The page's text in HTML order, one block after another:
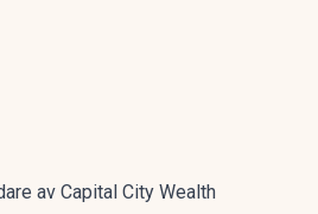
av Capital City Wealth